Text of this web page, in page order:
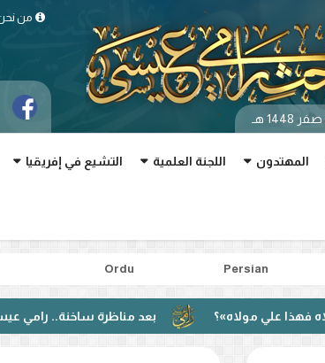
من
المهتدون اللجنة العلمية التشيع في إفريقيا
Persian
Ordu
بعد مناظرة ساخنة.. رامي عيسى: دعوت إلى الحوار